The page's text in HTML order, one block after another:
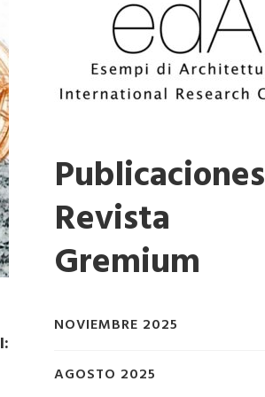
Publicaciones
Revista
Gremium
NOVIEMBRE 2025
AGOSTO 2025